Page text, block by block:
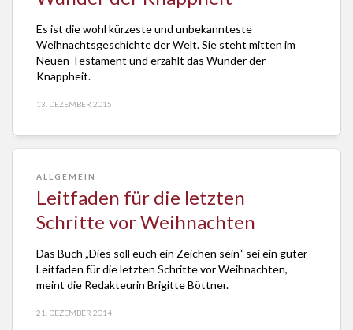
Es ist die wohl kürzeste und unbekannteste
Weihnachtsgeschichte der Welt. Sie steht mitten im
Neuen Testament und erzählt das Wunder der
Knappheit.
13. DEZEMBER 2015
ALLGEMEIN
Leitfaden für die letzten
Schritte vor Weihnachten
Das Buch „Dies soll euch ein Zeichen sein“ sei ein guter
Leitfaden für die letzten Schritte vor Weihnachten,
meint die Redakteurin Brigitte Böttner.
21. DEZEMBER 2014